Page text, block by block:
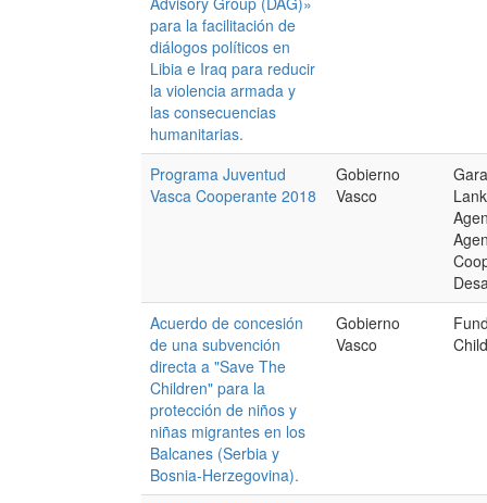
para la facilitación de
diálogos políticos en
Libia e Iraq para reducir
la violencia armada y
las consecuencias
humanitarias.
Programa Juventud
Vasca Cooperante 2018
Gobierno
Vasco
Acuerdo de concesión
de una subvención
directa a "Save The
Children" para la
protección de niños y
niñas migrantes en los
Balcanes (Serbia y
Bosnia-Herzegovina).
Gobierno
Vasco